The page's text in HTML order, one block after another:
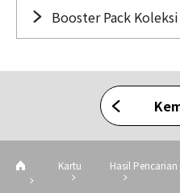
Booster Pack Koleksi
Kartu Hasil Pencarian